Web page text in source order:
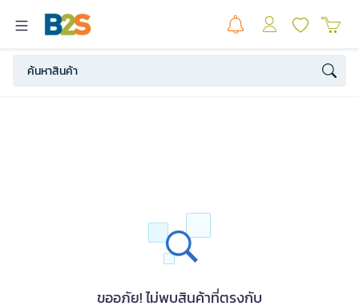
ขออภัย! ไม่พบสินค้าที่ตรงกับ